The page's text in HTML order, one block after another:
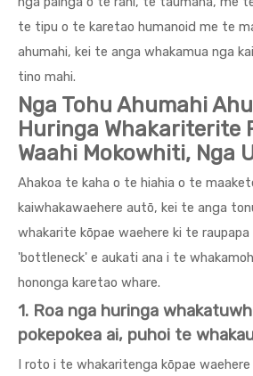
te tipu o te karetao humanoid me te
ahumahi, kei te anga whakamua nga
tino mahi.
Nga Tohu Ahumahi
Huringa Whakariterite
Waahi Mokowhiti, Nga
Ahakoa te kaha o te hiahia o te
kaiwhakawaehere autō, kei te anga
whakarite kōpae waehere ki te raupapa
'bottleneck' e aukati ana i te
hononga karetao whare.
1. Roa nga huringa
pokepokea ai, puhoi te
I roto i te whakaritenga kōpae